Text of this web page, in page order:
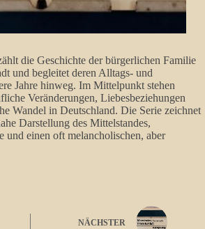
die Geschichte der bürgerlichen Familie
und begleitet deren Alltags- und
Jahre hinweg. Im Mittelpunkt stehen
Veränderungen, Liebesbeziehungen
Wandel in Deutschland. Die Serie zeichnet
Darstellung des Mittelstandes,
und einen oft melancholischen, aber
NÄCHSTER